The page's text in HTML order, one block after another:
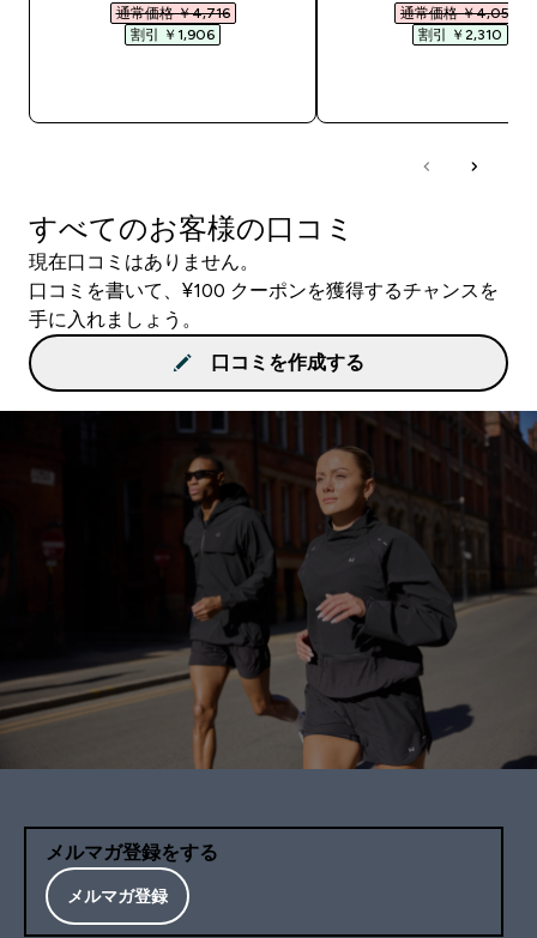
通常価格 ￥4,716‎
割引 ￥1,906‎
通常価格 ￥4,050‎
割引 ￥2,310‎
すべてのお客様の口コミ
現在口コミはありません。
口コミを書いて、¥100 クーポンを獲得するチャンスを
手に入れましょう。
口コミを作成する
メルマガ登録をする
メルマガ登録